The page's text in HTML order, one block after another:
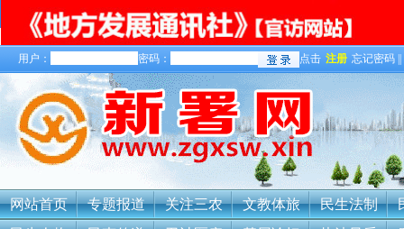
用户： 密码： 点击 注册 忘记密码 ||
网站首页 专题报道 关注三农 文教体旅 民生法制